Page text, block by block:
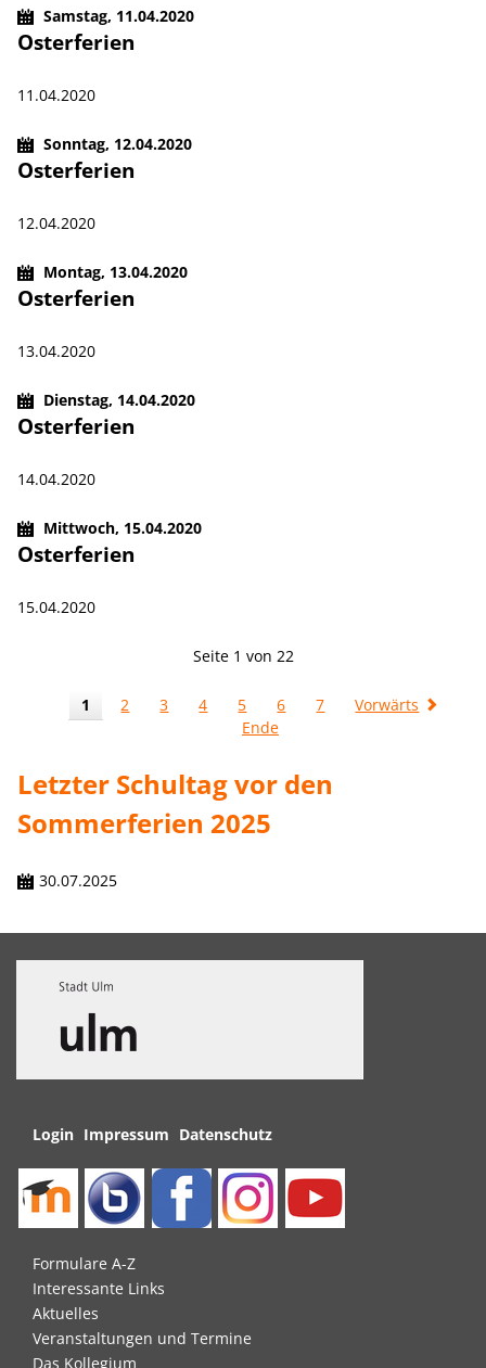
Samstag, 11.04.2020
Osterferien
11.04.2020
Sonntag, 12.04.2020
Osterferien
12.04.2020
Montag, 13.04.2020
Osterferien
13.04.2020
Dienstag, 14.04.2020
Osterferien
14.04.2020
Mittwoch, 15.04.2020
Osterferien
15.04.2020
Seite 1 von 22
1 2 3 4 5 6 7
Vorwärts
Ende
Letzter Schultag vor den
Sommerferien 2025
30.07.2025
Navigation
Login Impressum Datenschutz
Navigation
überspringen
Formulare A-Z
Interessante Links
Aktuelles
Veranstaltungen und Termine
Das Kollegium